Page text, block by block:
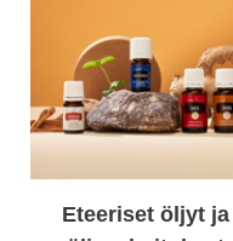
Eteeriset öljyt ja